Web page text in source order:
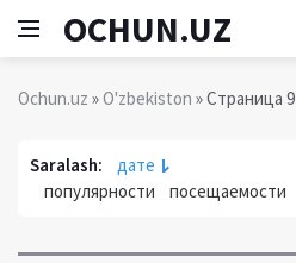
OCHUN.UZ
Ochun.uz »O'zbekiston » Страница 9
Saralash:
дате
популярности
посещаемости